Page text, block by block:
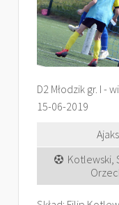
D2 Młodzik gr. I -
15-06-2019
Ajaks
Kotlewski,